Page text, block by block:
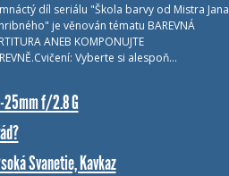
díl seriálu "Škola barvy od Mistra Jana
je věnován tématu BAREVNÁ
ANEB KOMPONUJTE
Vyberte si alespoň…
25mm f/2.8 G
Svanetie, Kavkaz